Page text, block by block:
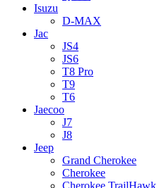
Isuzu
D-MAX
Jac
JS4
JS6
T8 Pro
T9
T6
Jaecoo
J7
J8
Jeep
Grand Cherokee
Cherokee
Cherokee TrailHawk